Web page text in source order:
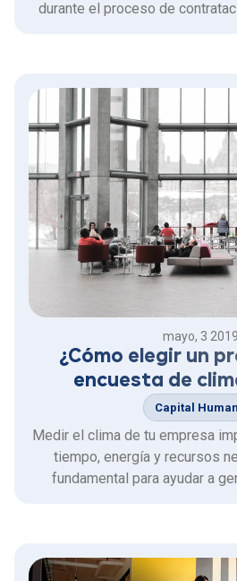
durante el proceso de
formación adicional
mayo, 3 2019
¿Cómo elegir un
encuesta de
Capital
Medir el clima de tu empresa
tiempo, energía y recursos
fundamental para ayudar a